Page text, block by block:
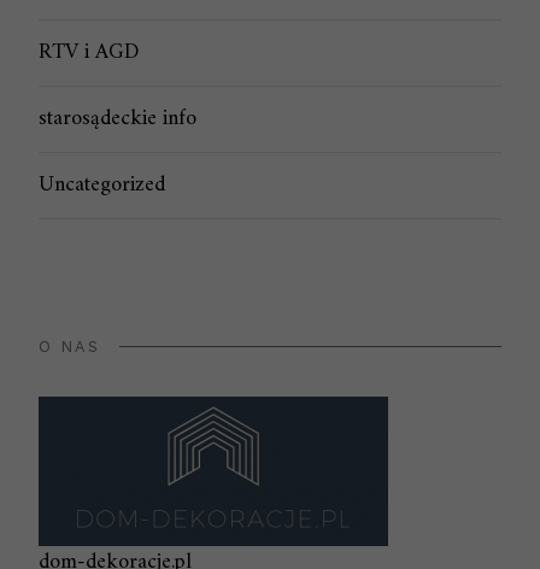
RTV i AGD
starosądeckie info
Uncategorized
O NAS